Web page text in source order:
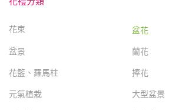
花束 盆花
盆景 蘭花
花籃、羅馬柱 捧花
元氣植栽 大型盆景